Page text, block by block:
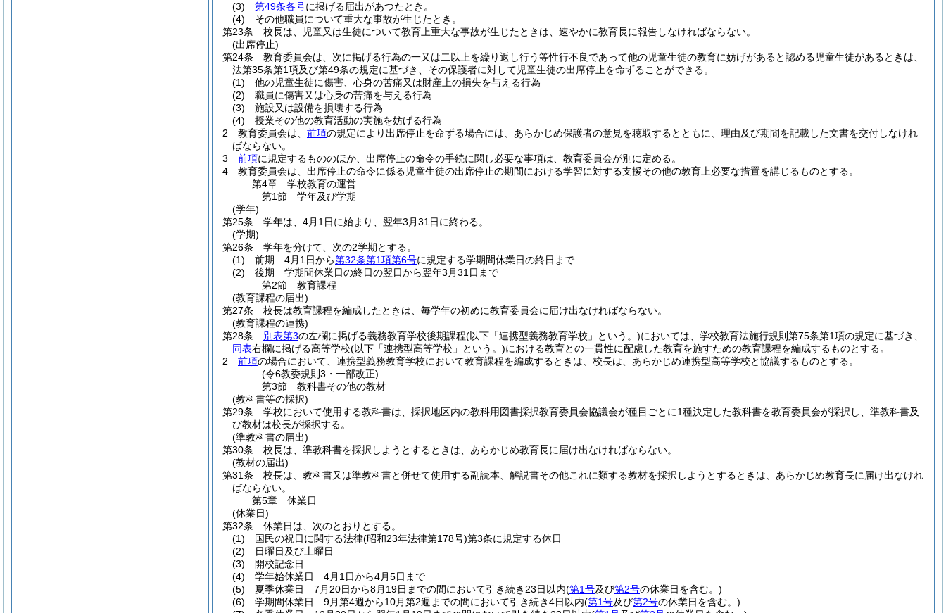
(3)
第49条各号に掲げる届出があつたとき。
(4)
その他職員について重大な事故が生じたとき。
第23条
校長は、児童又は生徒について教育上重大な事故が生じたときは、速やかに教育長に報告しなければならない。
(出席停止)
第24条
教育委員会は、次に掲げる行為の一又は二以上を繰り返し行う等性行不良であって他の児童生徒の教育に妨げがあると認める児童生徒があるときは、
法第35条第1項及び第49条の規定に基づき、その保護者に対して児童生徒の出席停止を命ずることができる。
(1)
他の児童生徒に傷害、心身の苦痛又は財産上の損失を与える行為
(2)
職員に傷害又は心身の苦痛を与える行為
(3)
施設又は設備を損壊する行為
(4)
授業その他の教育活動の実施を妨げる行為
2
教育委員会は、 前項の規定により出席停止を命ずる場合には、あらかじめ保護者の意見を聴取するとともに、理由及び期間を記載した文書を交付しなけれ
ばならない。
3
前項に規定するもののほか、出席停止の命令の手続に関し必要な事項は、教育委員会が別に定める。
4
教育委員会は、出席停止の命令に係る児童生徒の出席停止の期間における学習に対する支援その他の教育上必要な措置を講じるものとする。
第4章
学校教育の運営
第1節
学年及び学期
(学年)
第25条
学年は、4月1日に始まり、翌年3月31日に終わる。
(学期)
第26条
学年を分けて、次の2学期とする。
(1)
前期 4月1日から第32条第1項第6号に規定する学期間休業日の終日まで
(2)
後期 学期間休業日の終日の翌日から翌年3月31日まで
第2節
教育課程
(教育課程の届出)
第27条
校長は教育課程を編成したときは、毎学年の初めに教育委員会に届け出なければならない。
(教育課程の連携)
第28条
別表第3の左欄に掲げる義務教育学校後期課程(以下「連携型義務教育学校」という。)においては、学校教育法施行規則第75条第1項の規定に基づき、
同表右欄に掲げる高等学校(以下「連携型高等学校」という。)における教育との一貫性に配慮した教育を施すための教育課程を編成するものとする。
2
前項の場合において、連携型義務教育学校において教育課程を編成するときは、校長は、あらかじめ連携型高等学校と協議するものとする。
(令6教委規則3・一部改正)
第3節
教科書その他の教材
(教科書等の採択)
第29条
学校において使用する教科書は、採択地区内の教科用図書採択教育委員会協議会が種目ごとに1種決定した教科書を教育委員会が採択し、準教科書及
び教材は校長が採択する。
(準教科書の届出)
第30条
校長は、準教科書を採択しようとするときは、あらかじめ教育長に届け出なければならない。
(教材の届出)
第31条
校長は、教科書又は準教科書と併せて使用する副読本、解説書その他これに類する教材を採択しようとするときは、あらかじめ教育長に届け出なけれ
ばならない。
第5章
休業日
(休業日)
第32条
休業日は、次のとおりとする。
(1)
国民の祝日に関する法律(昭和23年法律第178号)第3条に規定する休日
(2)
日曜日及び土曜日
(3)
開校記念日
(4)
学年始休業日 4月1日から4月5日まで
(5)
夏季休業日 7月20日から8月19日までの間において引き続き23日以内(第1号及び第2号の休業日を含む。)
(6)
学期間休業日 9月第4週から10月第2週までの間において引き続き4日以内(第1号及び第2号の休業日を含む。)